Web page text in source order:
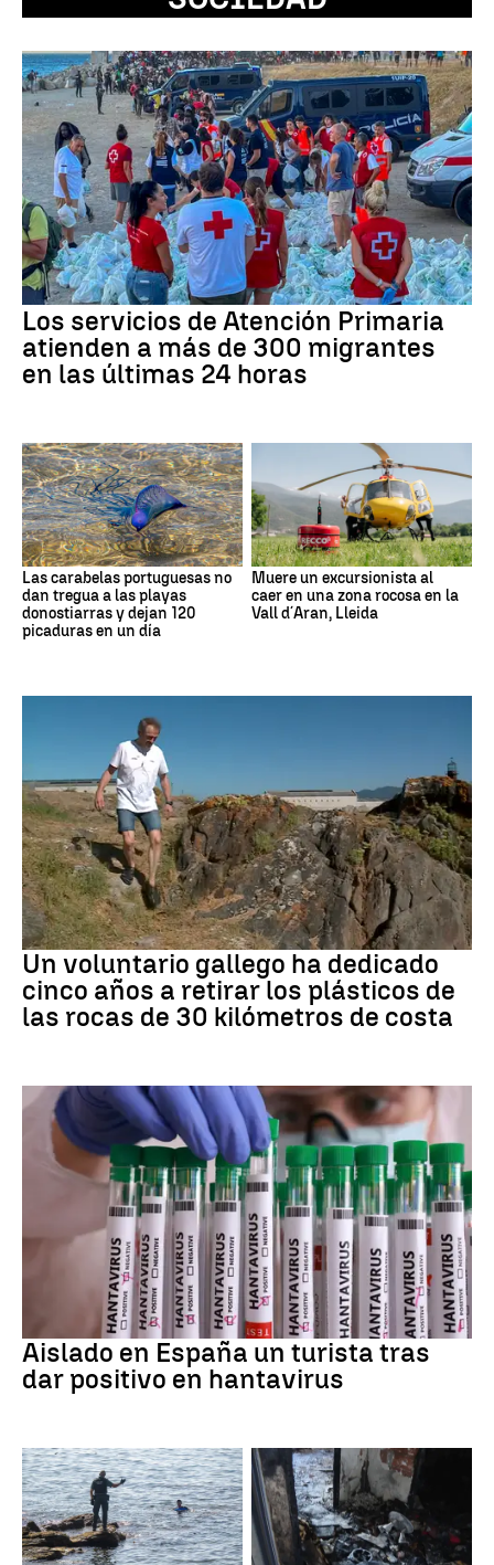
Los servicios de Atención Primaria
atienden a más de 300 migrantes
en las últimas 24 horas
Las carabelas portuguesas no
dan tregua a las playas
donostiarras y dejan 120
picaduras en un día
Muere un excursionista al
caer en una zona rocosa en la
Vall d´Aran, Lleida
Medio ambiente
Un voluntario gallego ha dedicado
cinco años a retirar los plásticos de
las rocas de 30 kilómetros de costa
Aislado en España un turista tras
dar positivo en hantavirus
Ceuta Cataluña